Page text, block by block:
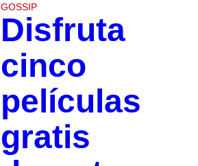
GOSSIP
Disfruta
cinco
películas
gratis